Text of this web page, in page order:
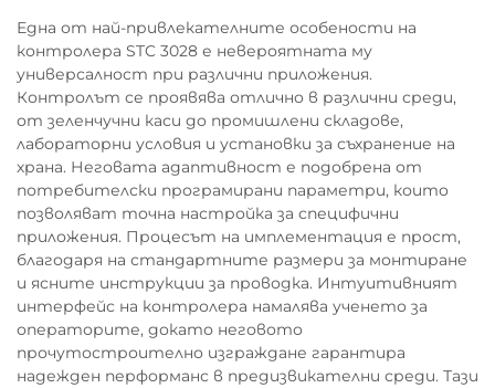
Една от най-привлекателните особености на
контролера STC 3028 е невероятната му
универсалност при различни приложения.
Контролът се проявява отлично в различни среди,
от зеленчучни каси до промишлени складове,
лабораторни условия и установки за съхранение на
храна. Неговата адаптивност е подобрена от
потребителски програмирани параметри, които
позволяват точна настройка за специфични
приложения. Процесът на имплементация е прост,
благодаря на стандартните размери за монтиране
и ясните инструкции за проводка. Интуитивният
интерфейс на контролера намалява ученето за
операторите, докато неговото
прочутостроително изграждане гарантира
надежден перформанс в предизвикателни среди. Тази